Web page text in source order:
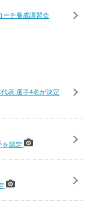
ーチ養成講習会
表 選手4名が決定
を認定